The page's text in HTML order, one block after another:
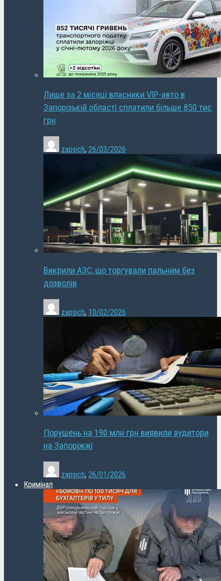
Лише за 2 місяці власники VIP-авто в
Запорізькій області сплатили більше 850 тис
грн
zapsich, 26/03/2026
Викрили АЗС, що торгували пальним без
дозволів
zapsich, 10/02/2026
Порушень на 190 млн грн виявили аудитори
на Запоріжжі
zapsich, 26/01/2026
Кримінал